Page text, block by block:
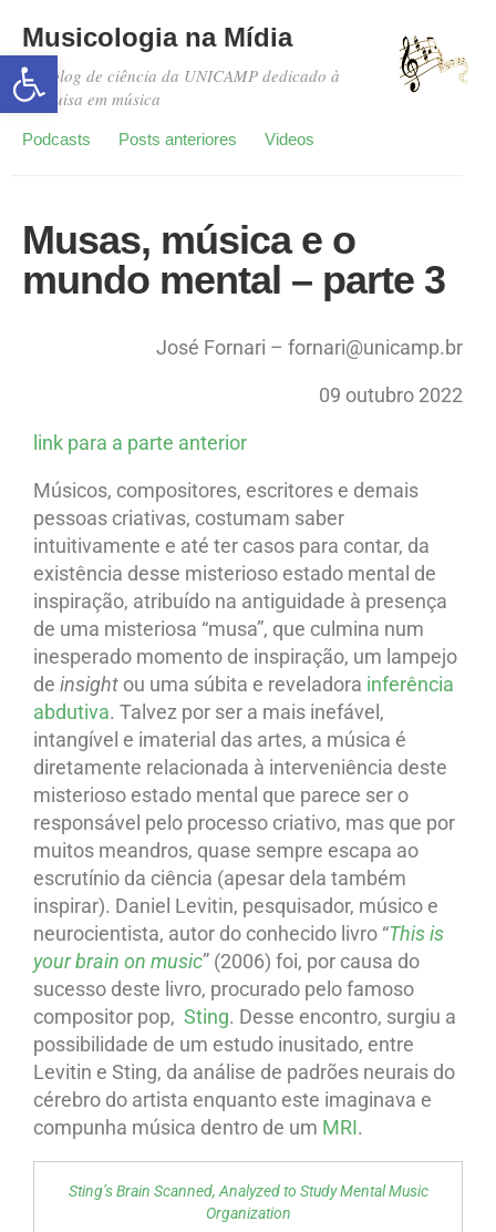
Abrir a barra de ferramentas
Musicologia na Mídia
Um blog de ciência da UNICAMP dedicado à
pesquisa em música
Podcasts Posts anteriores Videos
Musas, música e o
mundo mental – parte 3
José Fornari – fornari@unicamp.br
09 outubro 2022
link para a parte anterior
Músicos, compositores, escritores e demais
pessoas criativas, costumam saber
intuitivamente e até ter casos para contar, da
existência desse misterioso estado mental de
inspiração, atribuído na antiguidade à presença
de uma misteriosa “musa”, que culmina num
inesperado momento de inspiração, um lampejo
de insight ou uma súbita e reveladora inferência
abdutiva. Talvez por ser a mais inefável,
intangível e imaterial das artes, a música é
diretamente relacionada à interveniência deste
misterioso estado mental que parece ser o
responsável pelo processo criativo, mas que por
muitos meandros, quase sempre escapa ao
escrutínio da ciência (apesar dela também
inspirar). Daniel Levitin, pesquisador, músico e
neurocientista, autor do conhecido livro “This is
your brain on music” (2006) foi, por causa do
sucesso deste livro, procurado pelo famoso
compositor pop, Sting. Desse encontro, surgiu a
possibilidade de um estudo inusitado, entre
Levitin e Sting, da análise de padrões neurais do
cérebro do artista enquanto este imaginava e
compunha música dentro de um MRI.
Sting’s Brain Scanned, Analyzed to Study Mental Music
Organization